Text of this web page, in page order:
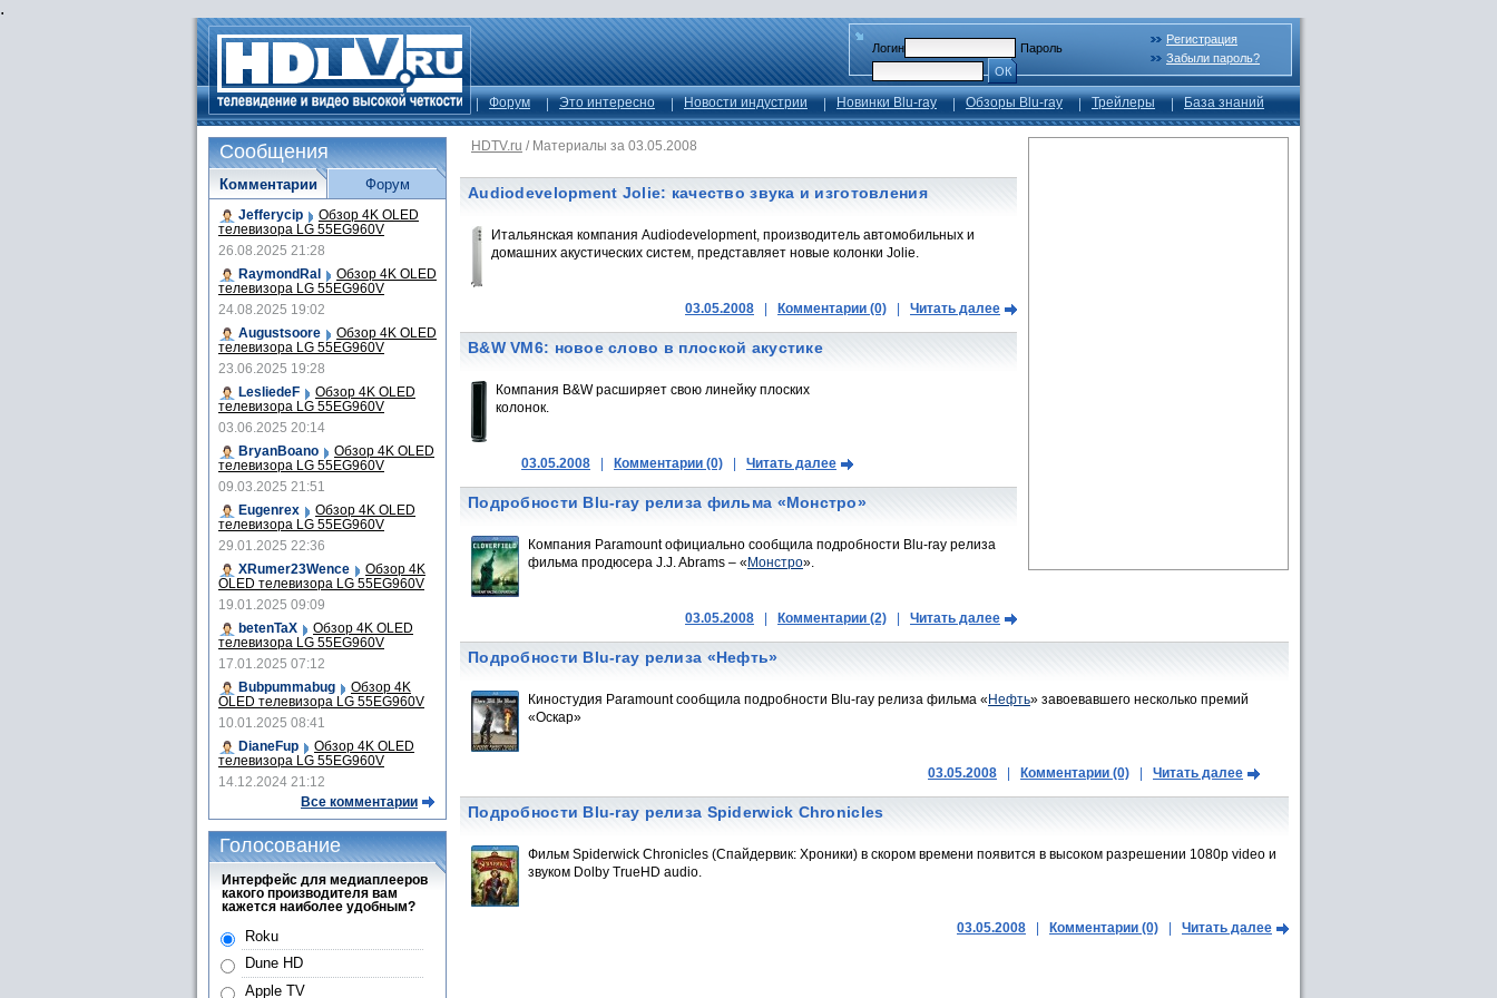
.
Логин
Пароль
ОК
Регистрация
Забыли пароль?
Форум Это интересно Новости индустрии Новинки Blu-ray Обзоры Blu-ray Трейлеры База знаний
HDTV.ru / Материалы за 03.05.2008
Audiodevelopment Jolie: качество звука и изготовления
Итальянская компания Audiodevelopment, производитель автомобильных и
домашних акустических систем, представляет новые колонки Jolie.
03.05.2008 Комментарии (0) Читать далее
B&W VM6: новое слово в плоской акустике
Компания B&W расширяет свою линейку плоских
колонок.
03.05.2008 Комментарии (0) Читать далее
Подробности Blu-ray релиза фильма «Монстро»
Компания Paramount официально сообщила подробности Blu-ray релиза
фильма продюсера J.J. Abrams – « Монстро».
03.05.2008 Комментарии (2) Читать далее
Подробности Blu-ray релиза «Нефть»
Киностудия Paramount сообщила подробности Blu-ray релиза фильма « Нефть» завоевавшего несколько премий
«Оскар»
03.05.2008 Комментарии (0) Читать далее
Подробности Blu-ray релиза Spiderwick Chronicles
Фильм Spiderwick Chronicles (Спайдервик: Хроники) в скором времени появится в высоком разрешении 1080p video и
звуком Dolby TrueHD audio.
03.05.2008 Комментарии (0) Читать далее
Сообщения
Комментарии
Jefferycip Обзор 4K OLED
телевизора LG 55EG960V
26.08.2025 21:28
RaymondRal
Обзор 4K OLED
телевизора LG 55EG960V
24.08.2025 19:02
Augustsoore
Обзор 4K OLED
телевизора LG 55EG960V
23.06.2025 19:28
LesliedeF
Обзор 4K OLED
телевизора LG 55EG960V
03.06.2025 20:14
BryanBoano
Обзор 4K OLED
телевизора LG 55EG960V
09.03.2025 21:51
Eugenrex
Обзор 4K OLED
телевизора LG 55EG960V
29.01.2025 22:36
XRumer23Wence
Обзор 4K
OLED телевизора LG 55EG960V
19.01.2025 09:09
betenTaX
Обзор 4K OLED
телевизора LG 55EG960V
17.01.2025 07:12
Bubpummabug
Обзор 4K
OLED телевизора LG 55EG960V
10.01.2025 08:41
DianeFup
Обзор 4K OLED
телевизора LG 55EG960V
14.12.2024 21:12
Все комментарии
Форум
Голосование
Интерфейс для медиаплееров
какого производителя вам
кажется наиболее удобным?
Roku
Dune HD
Apple TV